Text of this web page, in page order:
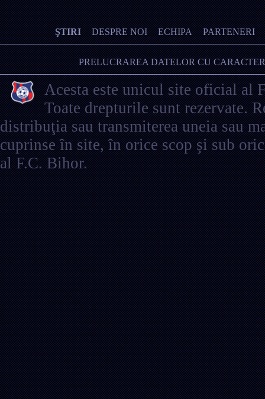
ŞTIRI DESPRE NOI ECHIPA PARTENERI
PRELUCRAREA DATELOR CU
Acesta este unicul site oficial al
Toate drepturile sunt rezervate.
distribuţia sau transmiterea uneia sau
cuprinse în site, în orice scop şi sub
al F.C. Bihor.